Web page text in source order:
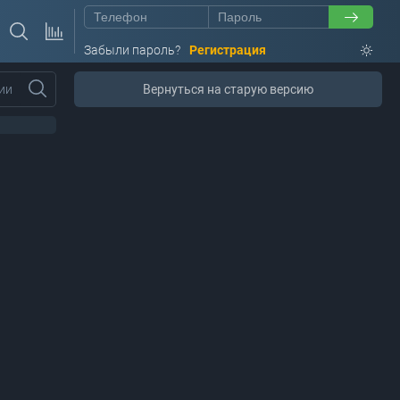
Забыли пароль? Регистрация
Вернуться на старую версию